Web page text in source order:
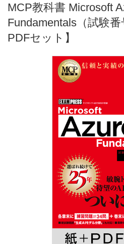
MCP教科書 Microsoft
Fundamentals（試験
PDFセット】